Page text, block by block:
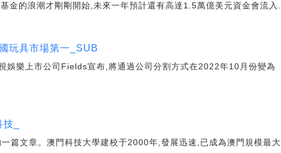
金的浪潮才剛剛開始,未來一年預計還有高達1.5萬億美元資金會流入.
玩具市場第一_SUB
樂上市公司Fields宣布,將通過公司分割方式在2022年10月份變為
_
篇文章。澳門科技大學建校于2000年,發展迅速,已成為澳門規模最大